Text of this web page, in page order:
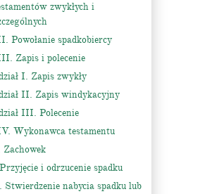
zwykłych i
Powołanie spadkobiercy
Zapis i polecenie
I. Zapis zwykły
II. Zapis windykacyjny
III. Polecenie
Wykonawca testamentu
i odrzucenie spadku
Stwierdzenie nabycia spadku lub